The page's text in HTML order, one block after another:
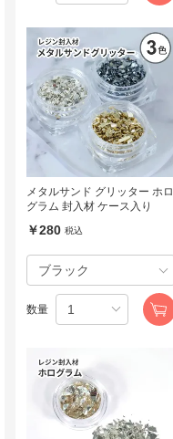
メタルサンド グリッター ホロ
グラム 封入材 ケース入り
￥280 税込
数量